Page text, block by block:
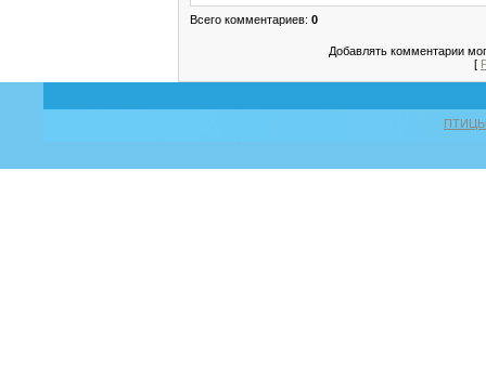
Всего комментариев: 0
Добавлять комментарии
[